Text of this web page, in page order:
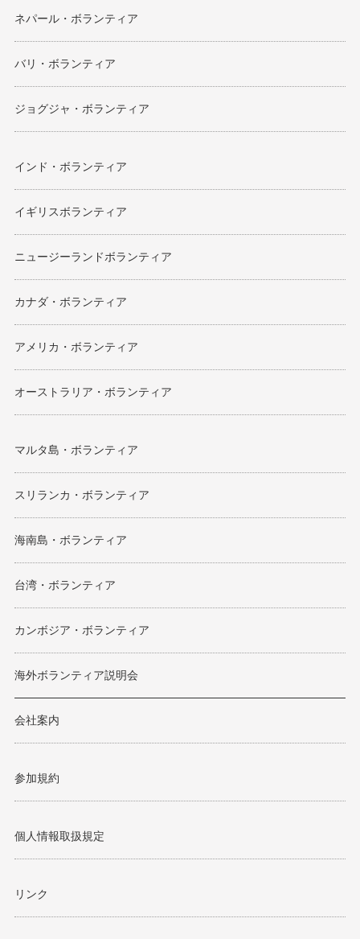
ネパール・ボランティア
バリ・ボランティア
ジョグジャ・ボランティア
インド・ボランティア
イギリスボランティア
ニュージーランドボランティア
カナダ・ボランティア
アメリカ・ボランティア
オーストラリア・ボランティア
マルタ島・ボランティア
スリランカ・ボランティア
海南島・ボランティア
台湾・ボランティア
カンボジア・ボランティア
海外ボランティア説明会
会社案内
参加規約
個人情報取扱規定
リンク